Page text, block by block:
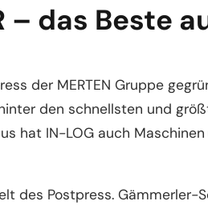
– das Beste
der MERTEN Gruppe
den schnellsten und
hat IN-LOG auch
des Postpress. Gämmerler-